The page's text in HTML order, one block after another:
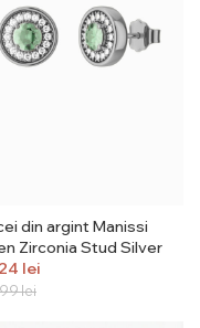
din argint Manissi
Zirconia Stud Silver
lei
lei